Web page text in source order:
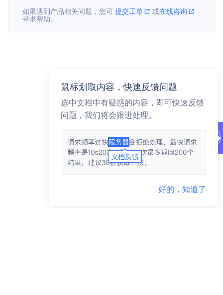
如果遇到产品相关问题，您可提交工单 或在线咨询
寻求帮助。
鼠标划取内容，快速反馈问题
选中文档中有疑惑的内容，即可快速反馈
问题，我们将会跟进处理。
好的，知道了